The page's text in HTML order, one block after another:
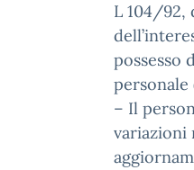
L 104/92,
possesso
personale
– Il
variazioni